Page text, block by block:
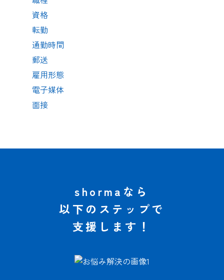
資格
転勤
通勤時間
郵送
雇用形態
電子媒体
面接
shormaなら
以下のステップで
支援します！